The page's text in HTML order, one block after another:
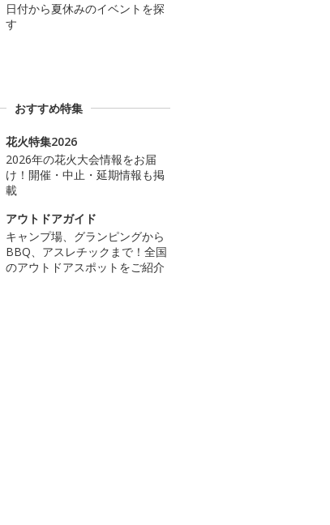
日付から夏休みのイベントを探
す
おすすめ特集
花火特集2026
2026年の花火大会情報をお届
け！開催・中止・延期情報も掲
載
アウトドアガイド
キャンプ場、グランピングから
BBQ、アスレチックまで！全国
のアウトドアスポットをご紹介